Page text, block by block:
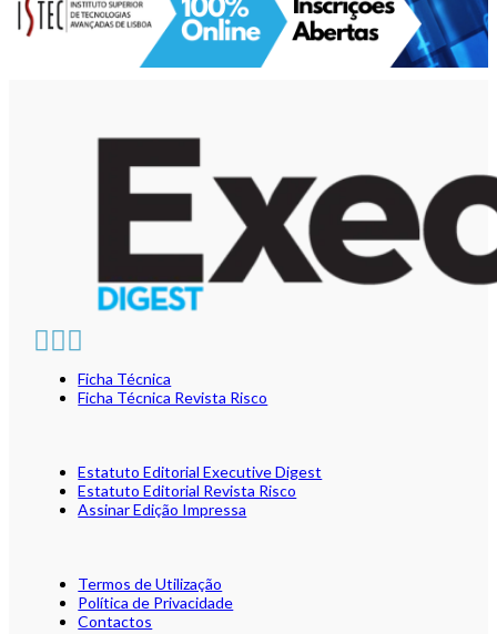
Ficha Técnica
Ficha Técnica Revista Risco
Estatuto Editorial Executive Digest
Estatuto Editorial Revista Risco
Assinar Edição Impressa
Termos de Utilização
Política de Privacidade
Contactos